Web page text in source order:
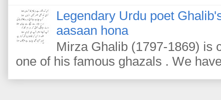
Legendary Urdu poet
aasaan hona
Mirza Ghalib (1797-1869) is
one of his famous ghazals . We